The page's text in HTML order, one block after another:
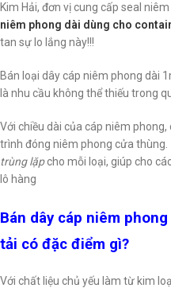
Kim Hải, đơn vị cung cấp seal
niêm phong dài dùng cho
tan sự lo lắng này!!!
Bán loại dây cáp niêm phong dài
là nhu cầu không thể thiếu trong
Với chiều dài của cáp niêm
trình đóng niêm phong cửa thùng.
trùng lặpcho mỗi loại, giúp cho
lô hàng
Bán dây cáp niêm
tải có đặc điểm gì?
Với chất liệu chủ yếu làm từ kim